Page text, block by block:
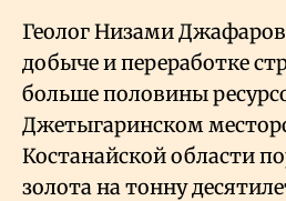
Геолог Низами Джафаров
добыче и переработке
больше половины
Джетыгаринском
Костанайской области
золота на тонну